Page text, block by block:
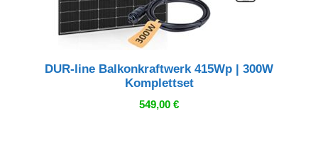
DUR-line Balkonkraftwerk 415Wp | 300W
Komplettset
549,00 €